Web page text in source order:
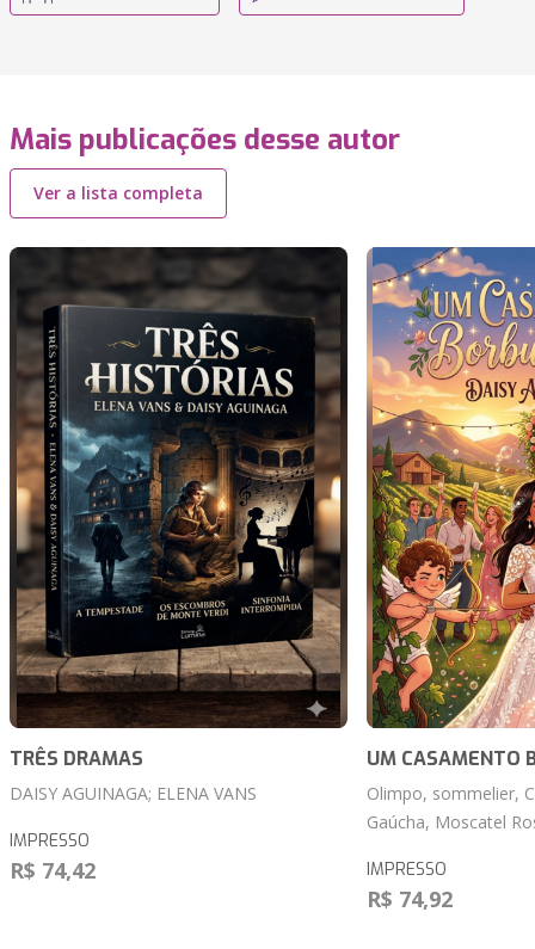
Mais publicações desse autor
Ver a lista completa
TRÊS DRAMAS
DAISY AGUINAGA; ELENA VANS
IMPRESSO
R$ 74,42
UM CASAMENTO
Olimpo, sommelier,
Gaúcha, Moscatel
IMPRESSO
R$ 74,92